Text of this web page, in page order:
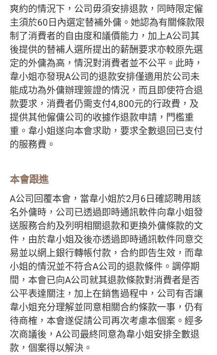
爽約的情況下，公司毋須安排退款，同時限定僱
主須於60日內選定替補外傭。她認為有關條款限
制了消費者的自由度和議價能力，加上A公司其
後提供的替補人選所提出的薪酬要求亦較原先選
定的外傭為高，情況對消費者並不公平。此時，
韋小姐亦發現A公司的退款安排僅適用於公司未
能成功為外傭辦理簽證的情況，而且即使符合退
款要求，消費者仍需支付4,800元的行政費，及
提供其他僱傭公司的收據作退款申請，門檻重
重。韋小姐遂向本會求助，要求全數退回已支付
的服務費。
本會跟進
A公司回覆本會，當韋小姐於2月6日確認聘用該
名外傭時，公司已透過即時通訊軟件向韋小姐發
送服務合約及列明相關退款和更換外傭條款的文
件，由於韋小姐及後亦透過即時通訊軟件同意交
易並以網上銀行轉帳付款，合約即告生效，而韋
小姐的情況並不符合A公司的退款條件。調停期
間，本會已向A公司就其退款條款對消費者是否
公平表達關注，加上在銷售過程中，公司有否讓
韋小姐充分理解並同意相關合約條款一事，仍有
待商榷，本會遂促請公司再次考慮本個案。經多
次商議後，A公司最終同意為韋小姐安排全數退
款，個案得以解決。